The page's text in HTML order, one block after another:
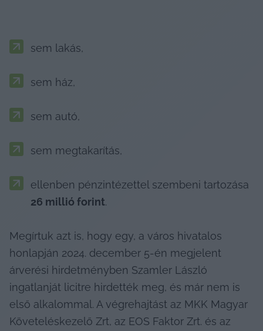
sem lakás,
sem ház,
sem autó,
sem megtakarítás,
26 millió forint.
Megírtuk azt is, hogy egy, a város hivatalos
honlapján 2024. december 5-én megjelent
árverési hirdetményben Szamler László
ingatlanját licitre hirdették meg, és már nem is
első alkalommal. A végrehajtást az MKK Magyar
Követeléskezelő Zrt, az EOS Faktor Zrt. és az